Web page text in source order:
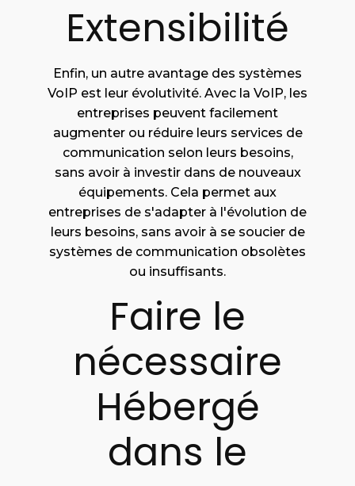
Extensibilité
Enfin, un autre avantage des systèmes
VoIP est leur évolutivité. Avec la VoIP, les
entreprises peuvent facilement
augmenter ou réduire leurs services de
communication selon leurs besoins,
sans avoir à investir dans de nouveaux
équipements. Cela permet aux
entreprises de s'adapter à l'évolution de
leurs besoins, sans avoir à se soucier de
systèmes de communication obsolètes
ou insuffisants.
Faire le
nécessaire
Hébergé
dans le